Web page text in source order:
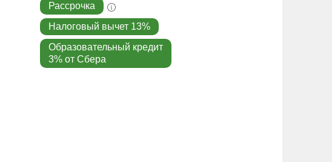
Рассрочка
Налоговый вычет 13%
Образовательный кредит
3% от Сбера